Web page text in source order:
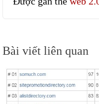
Bài viết liên quan
Điều
hướng
bài
viết